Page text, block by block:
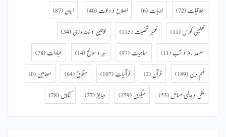
اخلاقیات (72) ادبیات (6) اصلاح و دعوت (40) ایمان (87)
تعلیمی کورس (11) تعمیر شخصیت (115) خواتین و خانہ داری (34)
سلسلہ روز و شب (11) سماجیات (97) سیر و سوانح (14) عبادات (78)
فہم دین (189) قرآن (2) قرآنیات (107) متفرق (64) مضامین (0)
ملکی و عالمی مسائل (53) میگزین (159) ویڈیوز (27) کتابیں (28)